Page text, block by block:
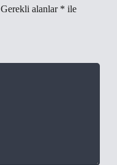
Gerekli alanlar * ile